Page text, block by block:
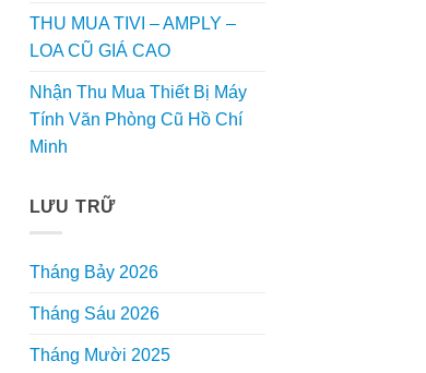
THU MUA TIVI – AMPLY –
LOA CŨ GIÁ CAO
Nhận Thu Mua Thiết Bị Máy
Tính Văn Phòng Cũ Hồ Chí
Minh
LƯU TRỮ
Tháng Bảy 2026
Tháng Sáu 2026
Tháng Mười 2025